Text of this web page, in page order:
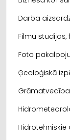
Darba
Filmu studijas,
Foto
Ģeoloģiskā
Hidrotehniskie